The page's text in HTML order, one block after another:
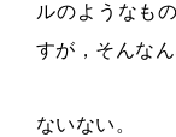
ルのようなも
すが，そんなん
ないない。